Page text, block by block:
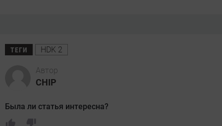
ТЕГИ HDK 2
Автор
CHIP
Была ли статья интересна?